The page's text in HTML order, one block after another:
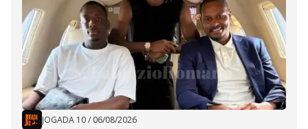
JOGADA 10/ 06/08/2026